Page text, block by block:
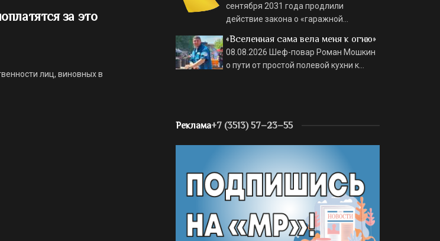
за это
лиц, виновных в
сентября 2031 года продлили
действие закона о «гаражной…
«Вселенная сама вела меня к огню»
08.08.2026 Шеф-повар Роман Мошкин
о пути от простой полевой кухни к…
Реклама+7 (3513) 57–23–55